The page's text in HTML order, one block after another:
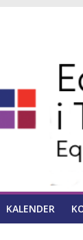
KALENDER